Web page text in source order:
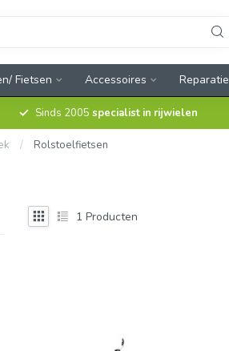
Fietsen Accessoires Reparatie
Sinds 2005 specialist in rijwielen
/ Rolstoelfietsen
1 Producten